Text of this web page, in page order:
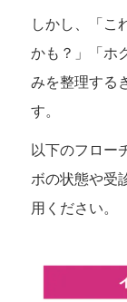
しかし、「こ
かも？」「ホ
みを整理する
す。
以下のフロー
ボの状態や受
用ください。